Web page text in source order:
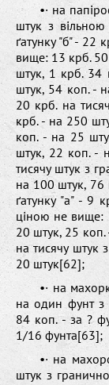
•· на
штук з
ґатунку "б" - 22
вище: 13 крб.
штук, 1 крб. 34
штук, 54 коп. -
20 крб. на
крб. - на 250
коп. - на 25
штук, 22 коп. -
тисячу штук з
на 100 штук, 76
ґатунку "а" - 9
ціною не вище:
20 штук, 25 коп.
на тисячу
20 штук[62];
•· на
на один фунт
84 коп. - за ?
1/16 фунта[63];
•· на
штук з